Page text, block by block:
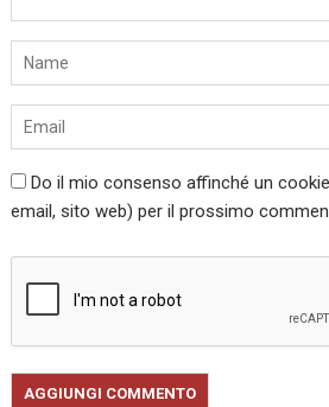
Do il mio consenso affinché un
email, sito web) per il prossimo